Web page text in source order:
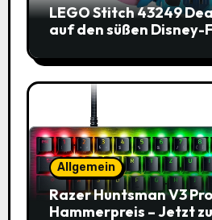
LEGO Stitch 43249
auf den süßen Disney-
Allgemein
Razer Huntsman V3
Hammerpreis – Jetzt